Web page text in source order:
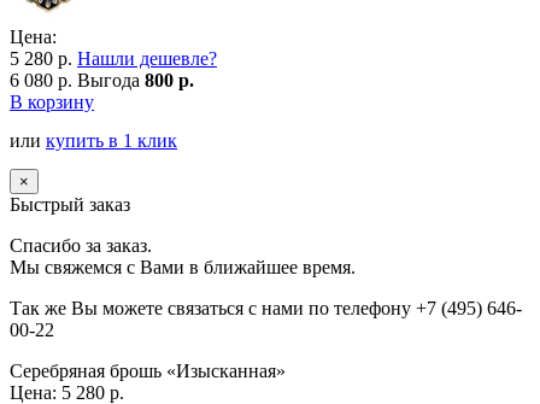
Цена:
5 280 р. Нашли дешевле?
6 080 р. Выгода 800 р.
В корзину
или купить в 1 клик
×
Быстрый заказ
Спасибо за заказ.
Мы свяжемся с Вами в ближайшее время.
Так же Вы можете связаться с нами по телефону +7 (495) 646-
00-22
Серебряная брошь «Изысканная»
Цена: 5 280 р.